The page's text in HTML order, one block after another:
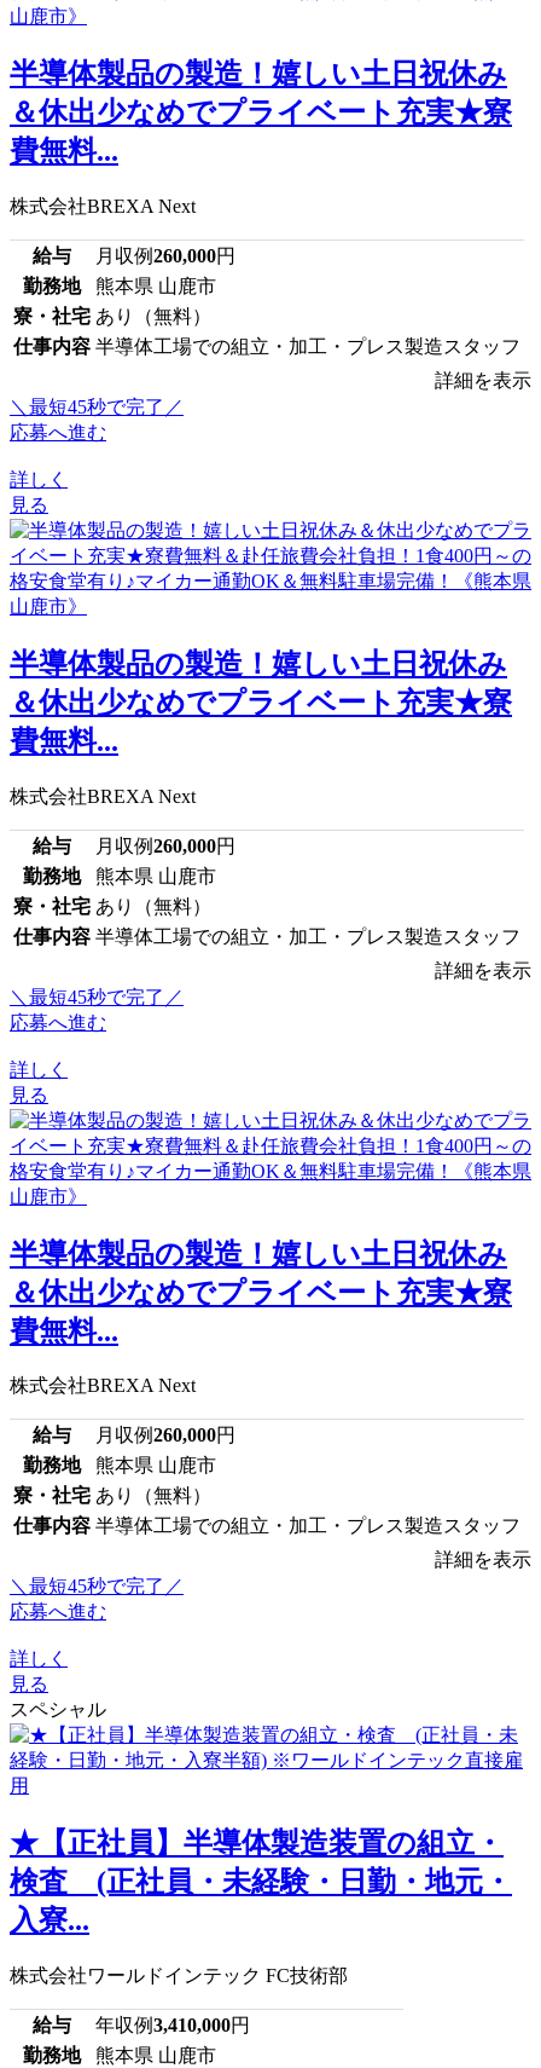
半導体製品の製造！嬉しい土日祝休み
＆休出少なめでプライベート充実★寮
費無料...
株式会社BREXA Next
給与 月収例260,000円
勤務地
熊本県 山鹿市
寮・社宅 あり（無料）
仕事内容 半導体工場での組立・加工・プレス製造スタッフ
詳細を表示
＼最短45秒で完了／
応募へ進む
詳しく
見る
半導体製品の製造！嬉しい土日祝休み
＆休出少なめでプライベート充実★寮
費無料...
株式会社BREXA Next
給与 月収例260,000円
勤務地
熊本県 山鹿市
寮・社宅 あり（無料）
仕事内容 半導体工場での組立・加工・プレス製造スタッフ
詳細を表示
＼最短45秒で完了／
応募へ進む
詳しく
見る
半導体製品の製造！嬉しい土日祝休み
＆休出少なめでプライベート充実★寮
費無料...
株式会社BREXA Next
給与 月収例260,000円
勤務地
熊本県 山鹿市
寮・社宅 あり（無料）
仕事内容 半導体工場での組立・加工・プレス製造スタッフ
詳細を表示
＼最短45秒で完了／
応募へ進む
詳しく
見る
スペシャル
★【正社員】半導体製造装置の組立・
検査 (正社員・未経験・日勤・地元・
入寮...
株式会社ワールドインテック FC技術部
給与 年収例3,410,000円
勤務地
熊本県 山鹿市